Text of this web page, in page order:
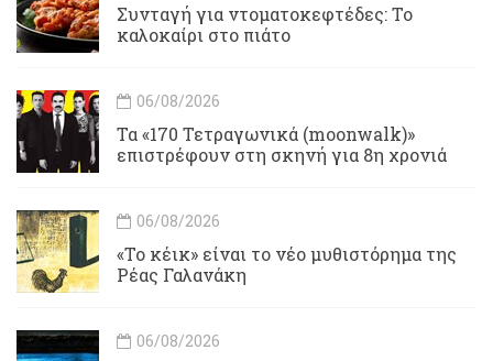
Συνταγή για ντοματοκεφτέδες: Το
καλοκαίρι στο πιάτο
06/08/2026
Τα «170 Τετραγωνικά (moonwalk)»
επιστρέφουν στη σκηνή για 8η χρονιά
06/08/2026
«Το κέικ» είναι το νέο μυθιστόρημα της
Ρέας Γαλανάκη
06/08/2026